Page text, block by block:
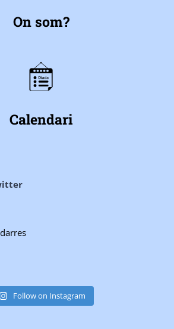
On som?
Calendari
Follow on Instagram